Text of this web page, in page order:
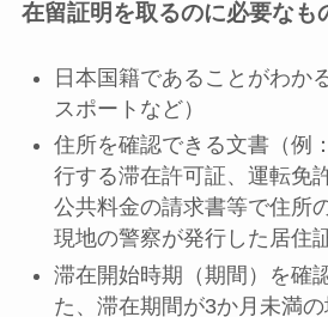
在留証明を取るのに必要なも
日本国籍であることがわか
スポートなど）
住所を確認できる文書（例
行する滞在許可証、運転免
公共料金の請求書等で住所
現地の警察が発行した居住
滞在開始時期（期間）を確
た、滞在期間が3か月未満